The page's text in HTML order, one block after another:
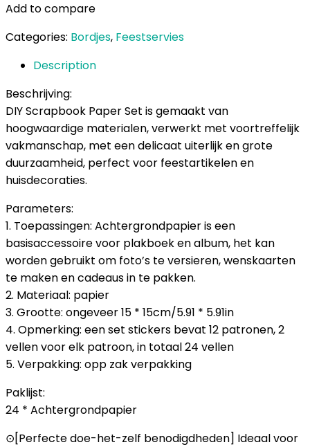
Add to compare
Categories: Bordjes, Feestservies
Description
Beschrijving:
DIY Scrapbook Paper Set is gemaakt van
hoogwaardige materialen, verwerkt met voortreffelijk
vakmanschap, met een delicaat uiterlijk en grote
duurzaamheid, perfect voor feestartikelen en
huisdecoraties.
Parameters:
1. Toepassingen: Achtergrondpapier is een
basisaccessoire voor plakboek en album, het kan
worden gebruikt om foto’s te versieren, wenskaarten
te maken en cadeaus in te pakken.
2. Materiaal: papier
3. Grootte: ongeveer 15 * 15cm/5.91 * 5.91in
4. Opmerking: een set stickers bevat 12 patronen, 2
vellen voor elk patroon, in totaal 24 vellen
5. Verpakking: opp zak verpakking
Paklijst:
24 * Achtergrondpapier
⊙[Perfecte doe-het-zelf benodigdheden] Ideaal voor